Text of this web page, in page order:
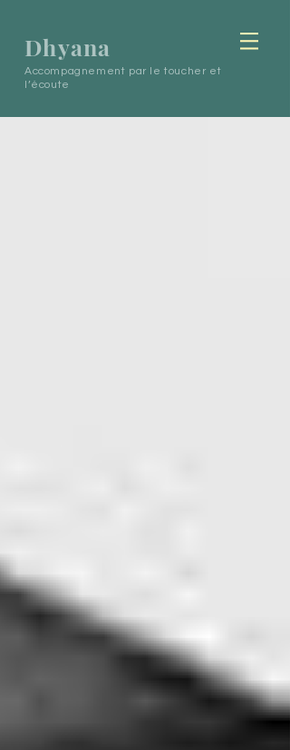
Dhyana
Accompagnement par le toucher et
l’écoute